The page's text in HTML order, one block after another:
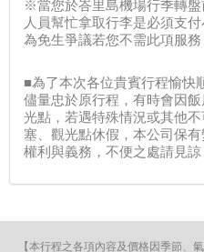
※當您於峇里島機場行季轉
人員幫忙拿取行李是必須支
為免生爭議若您不需此項服
■為了本次各位貴賓行程愉快
儘量忠於原行程，有時會因
光點，若遇特殊情況或其他
塞、觀光點休假，本公司保
權利與義務，不便之處請見諒
【本行程之各項內容及價格因季節、